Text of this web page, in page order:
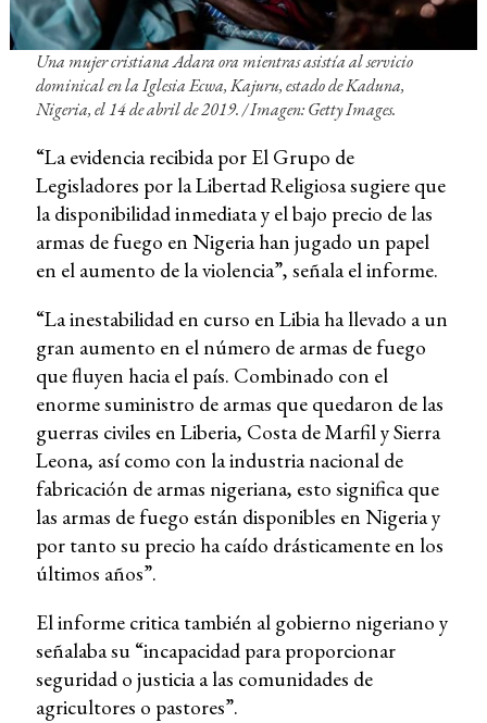
Una mujer cristiana Adara ora mientras asistía al servicio
dominical en la Iglesia Ecwa, Kajuru, estado de Kaduna,
Nigeria, el 14 de abril de 2019. /Imagen: Getty Images.
“La evidencia recibida por El Grupo de
Legisladores por la Libertad Religiosa sugiere que
la disponibilidad inmediata y el bajo precio de las
armas de fuego en Nigeria han jugado un papel
en el aumento de la violencia”, señala el informe.
“La inestabilidad en curso en Libia ha llevado a un
gran aumento en el número de armas de fuego
que fluyen hacia el país. Combinado con el
enorme suministro de armas que quedaron de las
guerras civiles en Liberia, Costa de Marfil y Sierra
Leona, así como con la industria nacional de
fabricación de armas nigeriana, esto significa que
las armas de fuego están disponibles en Nigeria y
por tanto su precio ha caído drásticamente en los
últimos años”.
El informe critica también al gobierno nigeriano y
señalaba su “incapacidad para proporcionar
seguridad o justicia a las comunidades de
agricultores o pastores”.